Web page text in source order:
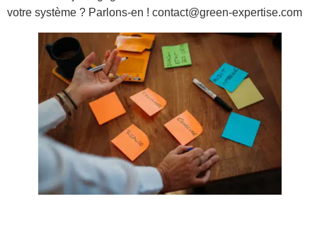
votre système ? Parlons-en ! contact@green-expertise.com